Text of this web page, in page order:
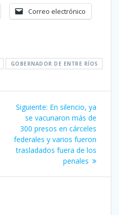
Correo electrónico
GOBERNADOR DE ENTRE RÍOS
Siguiente: Siguiente
entrada:
En silencio, ya
se vacunaron más de
300 presos en cárceles
federales y varios fueron
trasladados fuera de los
penales